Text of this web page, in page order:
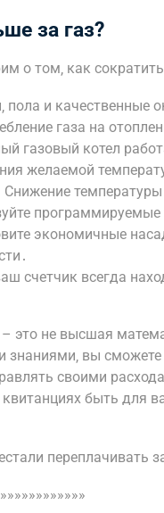
за газ?
о том‚ как
пола и качественные
газа на
газовый котел
желаемой
температуры
программируемые
экономичные
счетчик всегда
это не высшая
вы сможете
своими
быть для
переплачивать